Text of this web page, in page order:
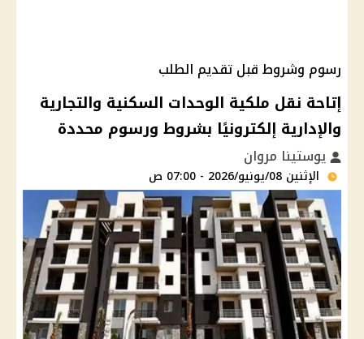
رسوم وشروط قبل تقديم الطلب
إتاحة نقل ملكية الوحدات السكنية والتجارية
والإدارية إلكترونيًا بشروط ورسوم محددة
يوستينا مروان
الإثنين 08/يونيو/2026 - 07:00 ص